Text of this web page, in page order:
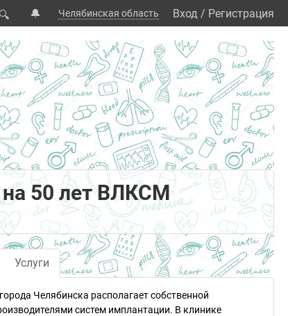
🔍 🔔 Челябинская область Вход / Регистрация
на 50 лет ВЛКСМ
Услуги
Челябинска располагает собственной
систем имплантации. В клинике